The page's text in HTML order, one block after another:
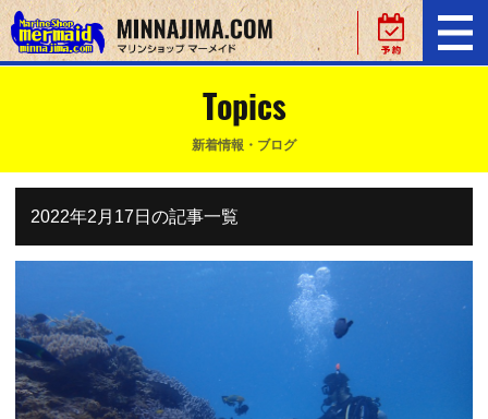
Topics
新着情報・ブログ
2022年2月17日の記事一覧